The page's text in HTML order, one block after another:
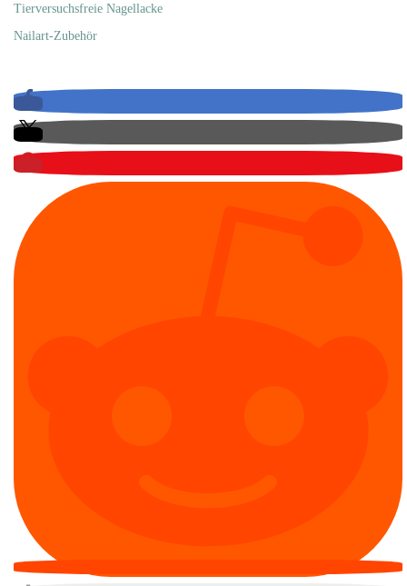
Tierversuchsfreie Nagellacke
Nailart-Zubehör